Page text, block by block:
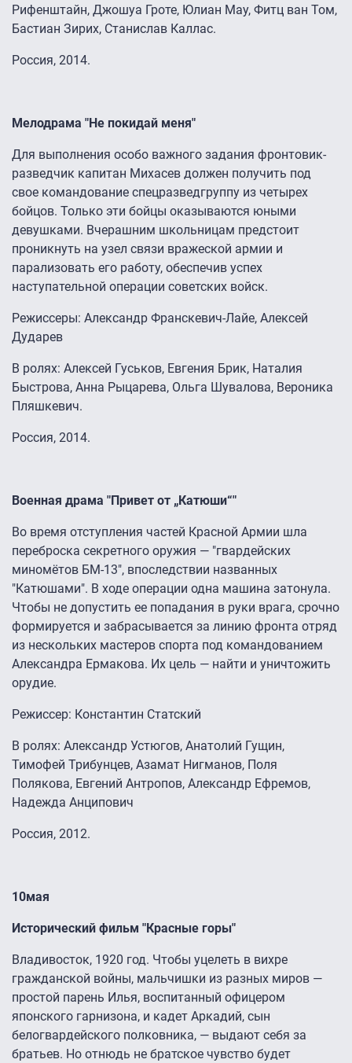
Рифенштайн, Джошуа Гроте, Юлиан Мау, Фитц ван Том,
Бастиан Зирих, Станислав Каллас.
Россия, 2014.
Мелодрама "Не покидай меня"
Для выполнения особо важного задания фронтовик-
разведчик капитан Михасев должен получить под
свое командование спецразведгруппу из четырех
бойцов. Только эти бойцы оказываются юными
девушками. Вчерашним школьницам предстоит
проникнуть на узел связи вражеской армии и
парализовать его работу, обеспечив успех
наступательной операции советских войск.
Режиссеры: Александр Франскевич-Лайе, Алексей
Дударев
В ролях: Алексей Гуськов, Евгения Брик, Наталия
Быстрова, Анна Рыцарева, Ольга Шувалова, Вероника
Пляшкевич.
Россия, 2014.
Военная драма "Привет от „Катюши“"
Во время отступления частей Красной Армии шла
переброска секретного оружия — "гвардейских
миномётов БМ-13", впоследствии названных
"Катюшами". В ходе операции одна машина затонула.
Чтобы не допустить ее попадания в руки врага, срочно
формируется и забрасывается за линию фронта отряд
из нескольких мастеров спорта под командованием
Александра Ермакова. Их цель — найти и уничтожить
орудие.
Режиссер: Константин Статский
В ролях: Александр Устюгов, Анатолий Гущин,
Тимофей Трибунцев, Азамат Нигманов, Поля
Полякова, Евгений Антропов, Александр Ефремов,
Надежда Анципович
Россия, 2012.
10мая
Исторический фильм "Красные горы"
Владивосток, 1920 год. Чтобы уцелеть в вихре
гражданской войны, мальчишки из разных миров —
простой парень Илья, воспитанный офицером
японского гарнизона, и кадет Аркадий, сын
белогвардейского полковника, — выдают себя за
братьев. Но отнюдь не братское чувство будет